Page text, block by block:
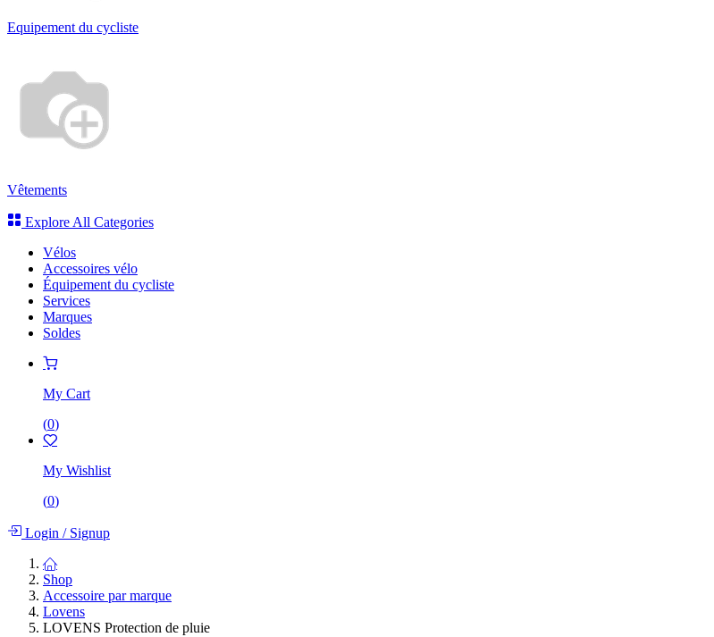
Equipement du cycliste
Vêtements
Explore All Categories
Vélos
Accessoires vélo
Équipement du cycliste
Services
Marques
Soldes
My Cart
(0)
My Wishlist
(0)
Login /Signup
Shop
Accessoire par marque
Lovens
LOVENS Protection de pluie